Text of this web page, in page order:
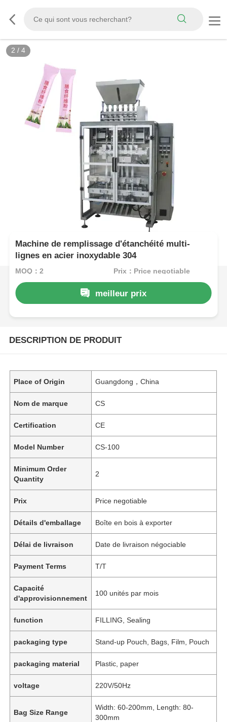
2 / 4
Machine de remplissage d'étanchéité multi-
lignes en acier inoxydable 304
MOQ：2 Prix：Price negotiable
meilleur prix
DESCRIPTION DE PRODUIT
Place of Origin Guangdong，China
Nom de marque CS
Certification CE
Model Number CS-100
Minimum Order
Quantity
2
Prix Price negotiable
Détails d'emballage Boîte en bois à exporter
Délai de livraison Date de livraison négociable
Payment Terms T/T
Capacité
d'approvisionnement
100 unités par mois
function FILLING, Sealing
packaging type Stand-up Pouch, Bags, Film, Pouch
packaging material Plastic, paper
voltage 220V/50Hz
Bag Size Range
Width: 60-200mm, Length: 80-
300mm